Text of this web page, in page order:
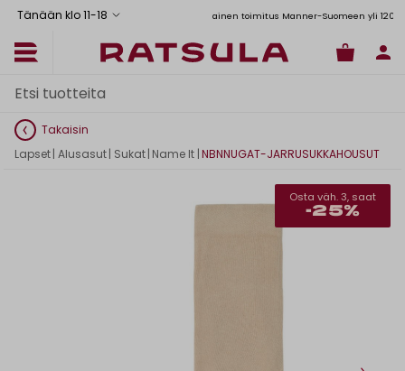
Tänään klo 11-18
Toimituskulut alk. 6,90€Ilmainen toimitus Manner-Suomeen yli 120
Takaisin
Lapset| Alusasut| Sukat | Name It |NBNNUGAT-JARRUSUKKAHOUSUT
Osta väh. 3, saat
-25%